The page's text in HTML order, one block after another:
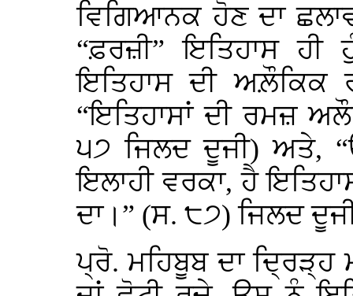
ਵਿਗਿਆਨਕ ਹੋਣ ਦਾ
“ਫ਼ਰਜ਼ੀ” ਇਤਿਹਾਸ
ਇਤਿਹਾਸ ਦੀ ਅਲ਼ੌਕਿਕ
“ਇਤਿਹਾਸਾਂ ਦੀ ਰਮਜ਼
੫੭ ਜਿਲਦ ਦੂਜੀ) ਅਤੇ,
ਇਲਾਹੀ ਵਰਕਾ, ਹੈ
ਦਾ।” (ਸ. ੮੭) ਜਿਲਦ
ਪ੍ਰੋ. ਮਹਿਬੂਬ ਦਾ ਦ੍ਰਿੜ੍ਹ